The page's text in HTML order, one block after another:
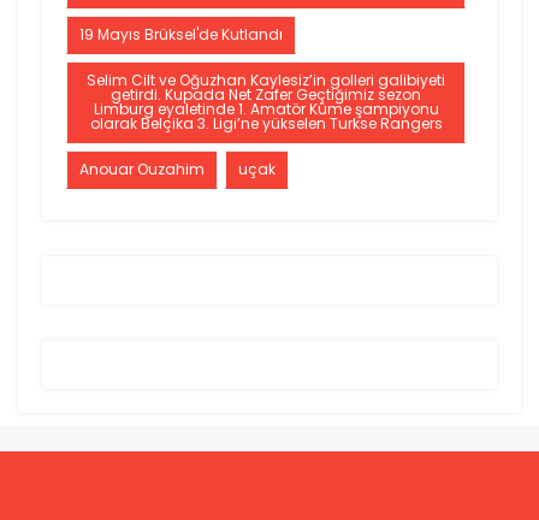
19 Mayıs Brüksel'de Kutlandı
Selim Cilt ve Oğuzhan Kaylesiz’in golleri galibiyeti
getirdi. Kupada Net Zafer Geçtiğimiz sezon
Limburg eyaletinde 1. Amatör Küme şampiyonu
olarak Belçika 3. Ligi’ne yükselen Turkse Rangers
Anouar Ouzahim uçak